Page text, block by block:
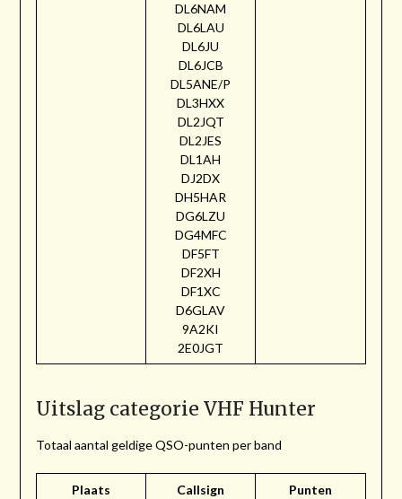
DL6NAM
DL6LAU
DL6JU
DL6JCB
DL5ANE/P
DL3HXX
DL2JQT
DL2JES
DL1AH
DJ2DX
DH5HAR
DG6LZU
DG4MFC
DF5FT
DF2XH
DF1XC
D6GLAV
9A2KI
2E0JGT
Uitslag categorie VHF Hunter
Totaal aantal geldige QSO-punten per band
Plaats Callsign Punten